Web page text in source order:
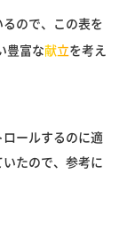
ので、この表を
豊富な献立を考え
ールするのに適
たので、参考に